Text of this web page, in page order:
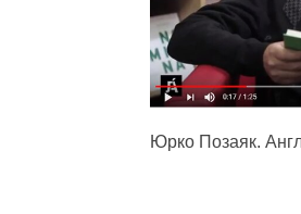
Юрко Позаяк.